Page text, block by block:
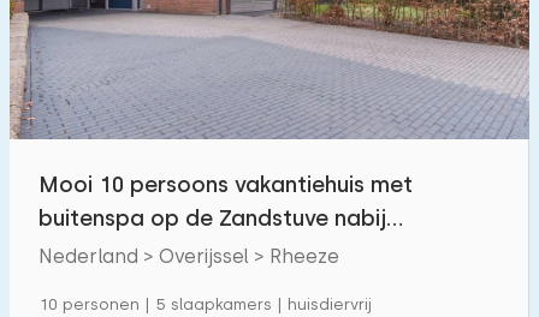
Zwembad 7
Omheinde tuin 1
Huisdiervrij 4
Oplaadpunt auto
Mooi 10 persoons vakantiehuis met
buitenspa op de Zandstuve nabij
Hardenberg
Nederland > Overijssel > Rheeze
10 personen | 5 slaapkamers | huisdiervrij